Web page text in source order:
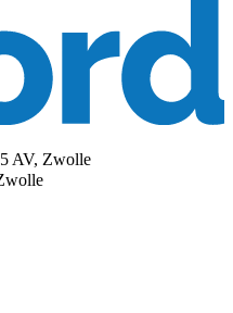
AV, Zwolle